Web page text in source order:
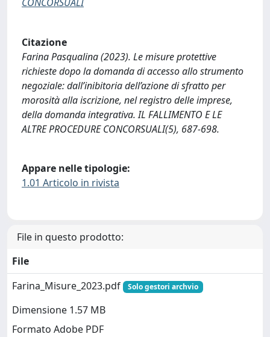
Citazione
Farina Pasqualina (2023). Le misure protettive
richieste dopo la domanda di accesso allo strumento
negoziale: dall’inibitoria dell’azione di sfratto per
morosità alla iscrizione, nel registro delle imprese,
della domanda integrativa. IL FALLIMENTO E LE
ALTRE PROCEDURE CONCORSUALI(5), 687-698.
Appare nelle tipologie:
1.01 Articolo in rivista
File in questo prodotto:
File
Farina_Misure_2023.pdf
Solo gestori archvio
Dimensione 1.57 MB
Formato Adobe PDF